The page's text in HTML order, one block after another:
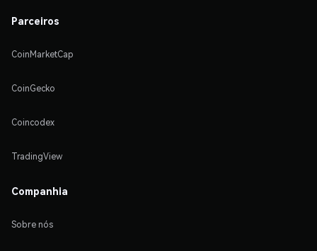
Parceiros
CoinMarketCap
CoinGecko
Coincodex
TradingView
Companhia
Sobre nós